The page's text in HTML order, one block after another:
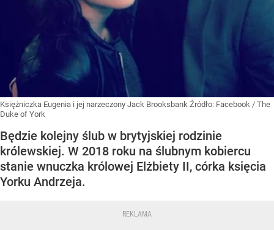
Księżniczka Eugenia i jej narzeczony Jack Brooksbank Źródło: Facebook / The
Duke of York
Będzie kolejny ślub w brytyjskiej rodzinie
królewskiej. W 2018 roku na ślubnym kobiercu
stanie wnuczka królowej Elżbiety II, córka księcia
Yorku Andrzeja.